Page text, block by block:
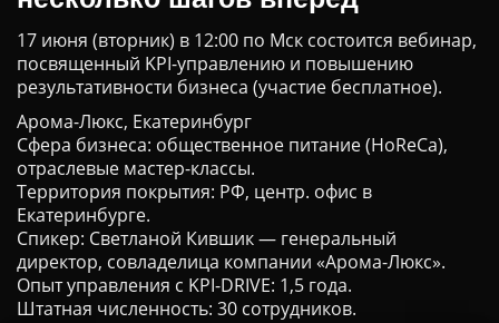
17 июня (вторник) в 12:00 по Мск состоится вебинар,
посвященный KPI-управлению и повышению
результативности бизнеса (участие бесплатное).
Арома-Люкс, Екатеринбург
Сфера бизнеса: общественное питание (HoReCa),
отраслевые мастер-классы.
Территория покрытия: РФ, центр. офис в
Екатеринбурге.
Спикер: Светланой Кившик — генеральный
директор, совладелица компании «Арома-Люкс».
Опыт управления c KPI-DRIVE: 1,5 года.
Штатная численность: 30 сотрудников.